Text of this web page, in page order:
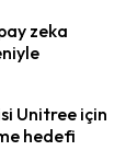
zeka
Unitree için
hedefi